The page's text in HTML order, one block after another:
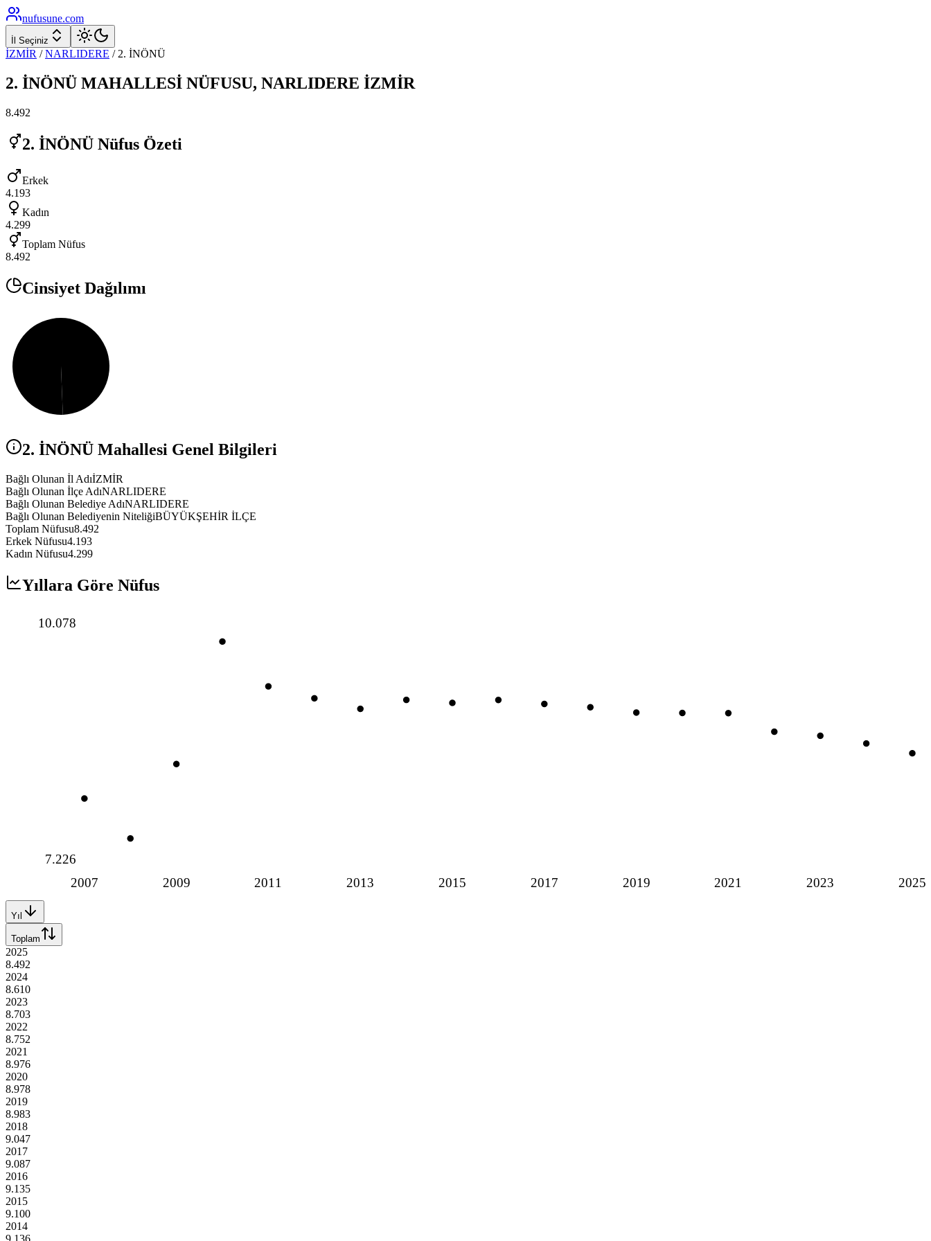
nufusune.com
İl Seçiniz
İZMİR / NARLIDERE / 2. İNÖNÜ
2. İNÖNÜ MAHALLESİ NÜFUSU, NARLIDERE İZMİR
8.492
2. İNÖNÜ Nüfus Özeti
Erkek
4.193
Kadın
4.299
Toplam Nüfus
8.492
Cinsiyet Dağılımı
2. İNÖNÜ Mahallesi Genel Bilgileri
Bağlı Olunan İl AdıİZMİR
Bağlı Olunan İlçe AdıNARLIDERE
Bağlı Olunan Belediye AdıNARLIDERE
Bağlı Olunan Belediyenin NiteliğiBÜYÜKŞEHİR İLÇE
Toplam Nüfusu8.492
Erkek Nüfusu4.193
Kadın Nüfusu4.299
Yıllara Göre Nüfus
2007 2009 2011 2013 2015 2017 2019 2021 2023 2025
10.078
7.226
Yıl
Toplam
2025
8.492
2024
8.610
2023
8.703
2022
8.752
2021
8.976
2020
8.978
2019
8.983
2018
9.047
2017
9.087
2016
9.135
2015
9.100
2014